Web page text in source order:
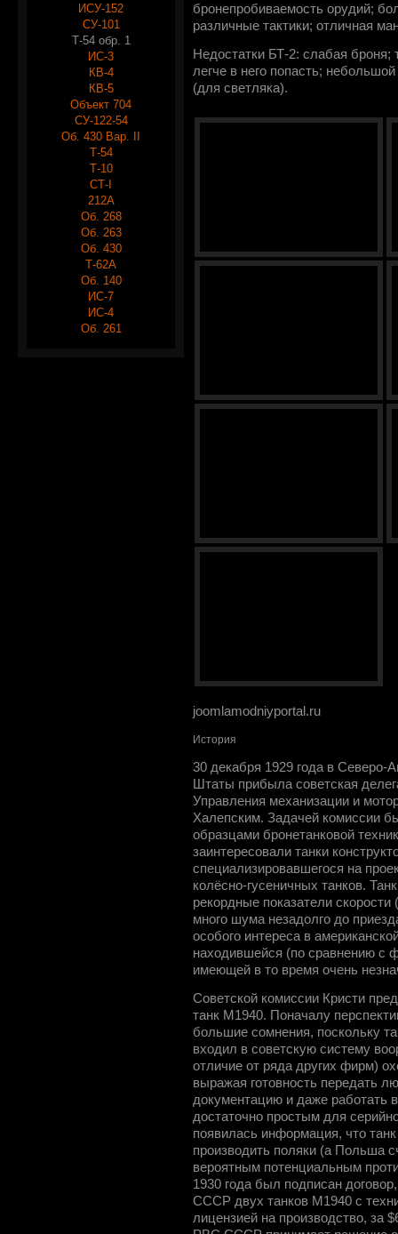
ИСУ-152
СУ-101
Т-54 обр. 1
ИС-3
КВ-4
КВ-5
Объект 704
СУ-122-54
Об. 430 Вар. II
Т-54
Т-10
СТ-I
212А
Об. 268
Об. 263
Об. 430
Т-62А
Об. 140
ИС-7
ИС-4
Об. 261
бронепробиваемость орудий;
различные тактики; отличная
Недостатки БТ-2: слабая броня;
легче в него попасть;
(для светляка).
joomlamodniyportal.ru
История
30 декабря 1929 года в Северо-
Штаты прибыла советская
Управления механизации и
Халепским. Задачей комиссии
образцами бронетанковой
заинтересовали танки
специализировавшегося на
колёсно-гусеничных танков.
рекордные показатели
много шума незадолго до
особого интереса в
находившейся (по сравнению с
имеющей в то время очень
Советской комиссии Кристи
танк M1940. Поначалу
большие сомнения, поскольку
входил в советскую систему
отличие от ряда других фирм)
выражая готовность передать
документацию и даже работать
достаточно простым для
появилась информация, что
производить поляки (а Польша
вероятным потенциальным
1930 года был подписан
СССР двух танков M1940 с
лицензией на производство, за